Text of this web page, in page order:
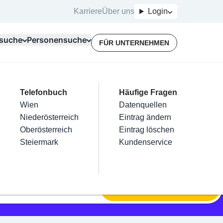
KarriereÜber uns Login
Kategorien
Friseur
Nägel
Haarentfernung
Make-Up
Für Unternehmer
Terminbuchung
Kostenlose Beratung
Top Branchen
Elektriker
Installateure
Maler & Lackierer
Branchen A-Z
Mein Firmeneintrag
Eintrag hinzufügen
Eintrag beanspruchen
Eintrag verwalten
Eintrag bewerben
Personensuche
Telefonbuch
Wien
Niederösterreich
Oberösterreich
Steiermark
Häufige Fragen
Datenquellen
Eintrag ändern
Eintrag löschen
Kundenservice
FÜR UNTERNEHMEN